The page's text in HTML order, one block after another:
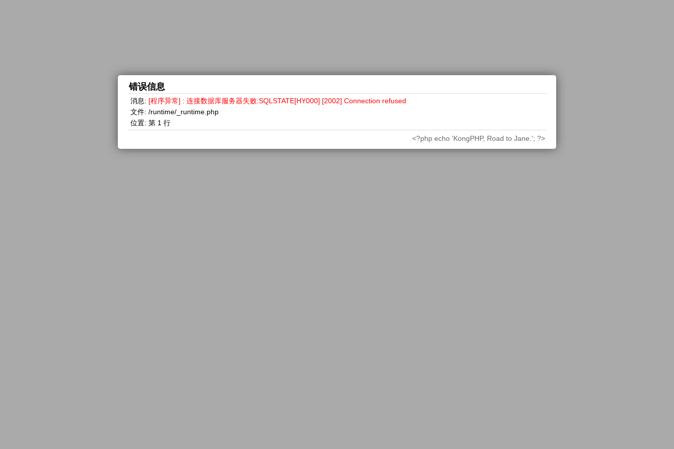
错误信息
消息: [程序异常] : 连接数据库服务器失败:SQLSTATE[HY000] [2002] Connection refused
文件: /runtime/_runtime.php
位置: 第 1 行
<?php echo 'KongPHP, Road to Jane.'; ?>